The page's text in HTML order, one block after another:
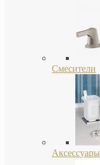
Смесители
Аксессуары